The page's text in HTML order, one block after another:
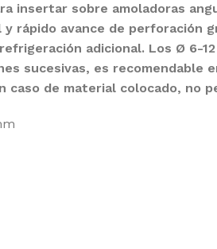
insertar sobre amoladoras
y rápido avance de perforación
adicional. Los Ø 6-
sucesivas, es recomendable
caso de material colocado, no